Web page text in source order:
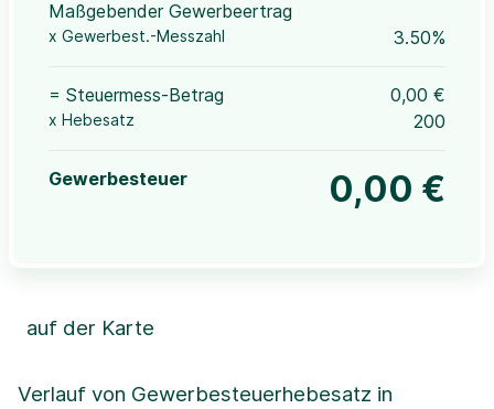
Maßgebender Gewerbeertrag
x Gewerbest.-Messzahl 3.50%
= Steuermess-Betrag 0,00 €
x Hebesatz 200
Gewerbesteuer 0,00 €
Verlauf von Gewerbesteuerhebesatz in
auf der Karte
+
Leaflet|©OpenStreetMap, ©CartoDB,